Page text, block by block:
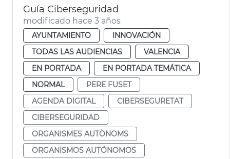
Guía Ciberseguridad
modificado hace 3 años
AYUNTAMIENTO
INNOVACIÓN
TODAS LAS AUDIENCIAS
VALENCIA
EN PORTADA
EN PORTADA TEMÁTICA
NORMAL
PERE FUSET
AGENDA DIGITAL
CIBERSEGURETAT
CIBERSEGURIDAD
ORGANISMES AUTÒNOMS
ORGANISMOS AUTÓNOMOS